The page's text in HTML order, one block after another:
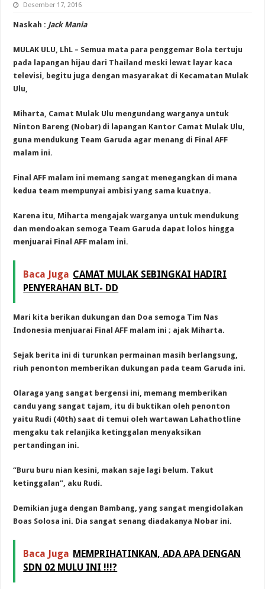
Desember 17, 2016
Naskah : Jack Mania
MULAK ULU, LhL – Semua mata para penggemar Bola tertuju
pada lapangan hijau dari Thailand meski lewat layar kaca
televisi, begitu juga dengan masyarakat di Kecamatan Mulak
Ulu,
Miharta, Camat Mulak Ulu mengundang warganya untuk
Ninton Bareng (Nobar) di lapangan Kantor Camat Mulak Ulu,
guna mendukung Team Garuda agar menang di Final AFF
malam ini.
Final AFF malam ini memang sangat menegangkan di mana
kedua team mempunyai ambisi yang sama kuatnya.
Karena itu, Miharta mengajak warganya untuk mendukung
dan mendoakan semoga Team Garuda dapat lolos hingga
menjuarai Final AFF malam ini.
Baca Juga CAMAT MULAK SEBINGKAI HADIRI
PENYERAHAN BLT- DD
Mari kita berikan dukungan dan Doa semoga Tim Nas
Indonesia menjuarai Final AFF malam ini ; ajak Miharta.
Sejak berita ini di turunkan permainan masih berlangsung,
riuh penonton memberikan dukungan pada team Garuda ini.
Olaraga yang sangat bergensi ini, memang memberikan
candu yang sangat tajam, itu di buktikan oleh penonton
yaitu Rudi (40th) saat di temui oleh wartawan Lahathotline
mengaku tak relanjika ketinggalan menyaksikan
pertandingan ini.
“Buru buru nian kesini, makan saje lagi belum. Takut
ketinggalan”, aku Rudi.
Demikian juga dengan Bambang, yang sangat mengidolakan
Boas Solosa ini. Dia sangat senang diadakanya Nobar ini.
Baca Juga MEMPRIHATINKAN, ADA APA DENGAN
SDN 02 MULU INI !!!?